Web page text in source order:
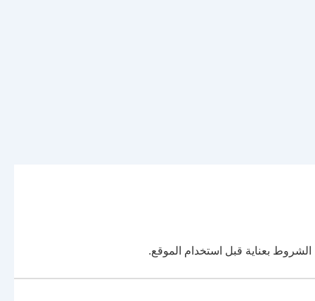
الشروط بعناية قبل استخدام الموقع.